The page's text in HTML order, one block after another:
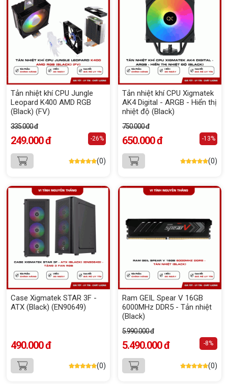
Tản nhiệt khí CPU Jungle
Leopard K400 AMD RGB
(Black) (FV)
335.000 đ
249.000 đ -26%
(0)
Tản nhiệt khí CPU Xigmatek
AK4 Digital - ARGB - Hiển thị
nhiệt độ (Black)
750.000 đ
650.000 đ -13%
(0)
Case Xigmatek STAR 3F -
ATX (Black) (EN90649)
490.000 đ
(0)
Ram GEIL Spear V 16GB
6000MHz DDR5 - Tản nhiệt
(Black)
5.990.000 đ
5.490.000 đ -8%
(0)